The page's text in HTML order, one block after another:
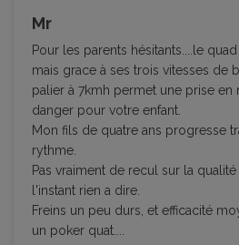
mr
Pour les parents hésitants....le
mais grace à ses trois vitesses de
palier à 7kmh permet une prise en
danger pour votre enfant.
Mon fils de quatre ans progresse
rythme.
Pas vraiment de recul sur la
l'instant rien a dire.
Freins un peu durs, et efficacité
un poker quat....